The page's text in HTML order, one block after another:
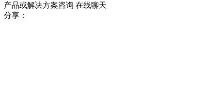
产品或解决方案咨询 在线聊天
分享：